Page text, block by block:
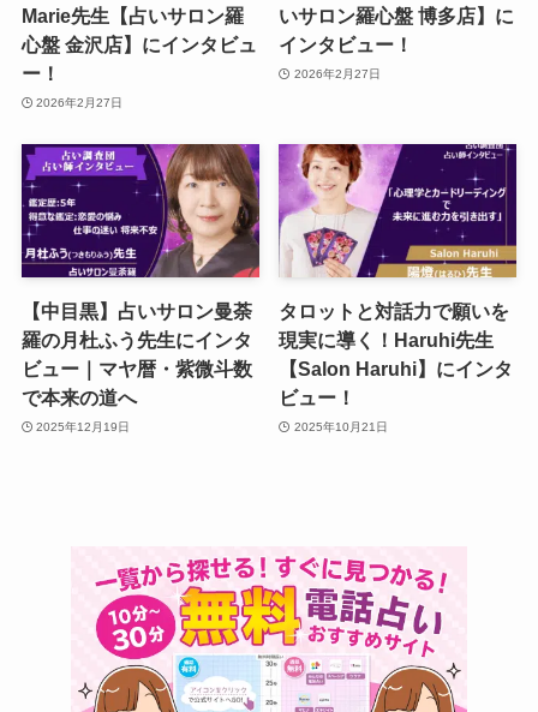
Marie先生【占いサロン羅
心盤 金沢店】にインタビュ
ー！
2026年2月27日
いサロン羅心盤 博多店】に
インタビュー！
2026年2月27日
【中目黒】占いサロン曼荼
羅の月杜ふう先生にインタ
ビュー｜マヤ暦・紫微斗数
で本来の道へ
2025年12月19日
タロットと対話力で願いを
現実に導く！Haruhi先生
【Salon Haruhi】にインタ
ビュー！
2025年10月21日